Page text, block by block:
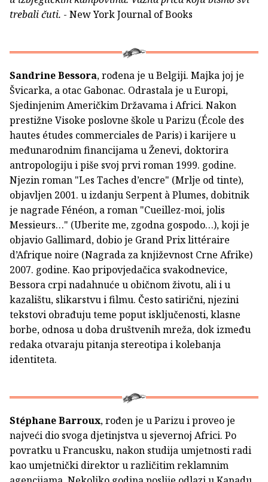
trebali čuti. - New York Journal of Books
Sandrine Bessora, rođena je u Belgiji. Majka joj je
Švicarka, a otac Gabonac. Odrastala je u Europi,
Sjedinjenim Američkim Državama i Africi. Nakon
prestižne Visoke poslovne škole u Parizu (École des
hautes études commerciales de Paris) i karijere u
međunarodnim financijama u Ženevi, doktorira
antropologiju i piše svoj prvi roman 1999. godine.
Njezin roman "Les Taches d’encre" (Mrlje od tinte),
objavljen 2001. u izdanju Serpent à Plumes, dobitnik
je nagrade Fénéon, a roman "Cueillez-moi, jolis
Messieurs…" (Uberite me, zgodna gospodo…), koji je
objavio Gallimard, dobio je Grand Prix littéraire
d’Afrique noire (Nagrada za književnost Crne Afrike)
2007. godine. Kao pripovjedačica svakodnevice,
Bessora crpi nadahnuće u običnom životu, ali i u
kazalištu, slikarstvu i filmu. Često satirični, njezini
tekstovi obrađuju teme poput isključenosti, klasne
borbe, odnosa u doba društvenih mreža, dok između
redaka otvaraju pitanja stereotipa i kolebanja
identiteta.
Stéphane Barroux, rođen je u Parizu i proveo je
najveći dio svoga djetinjstva u sjevernoj Africi. Po
povratku u Francusku, nakon studija umjetnosti radi
kao umjetnički direktor u različitim reklamnim